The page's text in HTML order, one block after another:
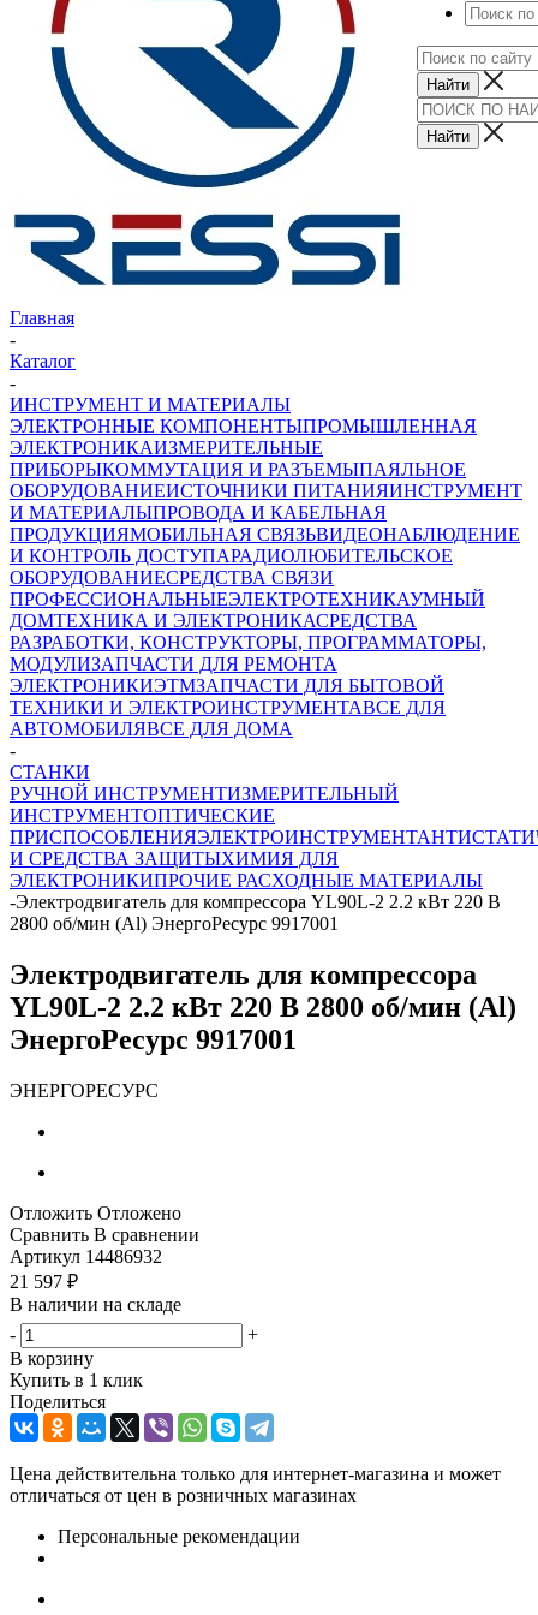
Главная
-
Каталог
-
ИНСТРУМЕНТ И МАТЕРИАЛЫ
ЭЛЕКТРОННЫЕ КОМПОНЕНТЫПРОМЫШЛЕННАЯ
ЭЛЕКТРОНИКАИЗМЕРИТЕЛЬНЫЕ
ПРИБОРЫКОММУТАЦИЯ И РАЗЪЕМЫПАЯЛЬНОЕ
ОБОРУДОВАНИЕИСТОЧНИКИ ПИТАНИЯИНСТРУМЕНТ
И МАТЕРИАЛЫПРОВОДА И КАБЕЛЬНАЯ
ПРОДУКЦИЯМОБИЛЬНАЯ СВЯЗЬВИДЕОНАБЛЮДЕНИЕ
И КОНТРОЛЬ ДОСТУПАРАДИОЛЮБИТЕЛЬСКОЕ
ОБОРУДОВАНИЕСРЕДСТВА СВЯЗИ
ПРОФЕССИОНАЛЬНЫЕЭЛЕКТРОТЕХНИКАУМНЫЙ
ДОМТЕХНИКА И ЭЛЕКТРОНИКАСРЕДСТВА
РАЗРАБОТКИ, КОНСТРУКТОРЫ, ПРОГРАММАТОРЫ,
МОДУЛИЗАПЧАСТИ ДЛЯ РЕМОНТА
ЭЛЕКТРОНИКИЭТМЗАПЧАСТИ ДЛЯ БЫТОВОЙ
ТЕХНИКИ И ЭЛЕКТРОИНСТРУМЕНТАВСЕ ДЛЯ
АВТОМОБИЛЯВСЕ ДЛЯ ДОМА
-
СТАНКИ
РУЧНОЙ ИНСТРУМЕНТИЗМЕРИТЕЛЬНЫЙ
ИНСТРУМЕНТОПТИЧЕСКИЕ
ПРИСПОСОБЛЕНИЯЭЛЕКТРОИНСТРУМЕНТ
И СРЕДСТВА ЗАЩИТЫХИМИЯ ДЛЯ
ЭЛЕКТРОНИКИПРОЧИЕ РАСХОДНЫЕ МАТЕРИАЛЫ
-Электродвигатель для компрессора YL90L-2 2.2 кВт 220 В
2800 об/мин (Al) ЭнергоРесурс 9917001
Электродвигатель для компрессора
YL90L-2 2.2 кВт 220 В 2800 об/мин (Al)
ЭнергоРесурс 9917001
ЭНЕРГОРЕСУРС
Отложить Отложено
Сравнить В сравнении
Артикул 14486932
21 597 ₽
В наличии на складе
-
+
В корзину
Купить в 1 клик
Поделиться
Цена действительна только для интернет-магазина и может
отличаться от цен в розничных магазинах
Персональные рекомендации